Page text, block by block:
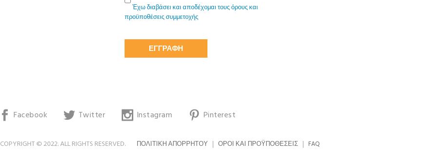
Έχω διαβάσει και αποδέχομαι τους όρους και
προϋποθέσεις συμμετοχής
Facebook Twitter Instagram Pinterest
COPYRIGHT © 2022. ALL RIGHTS RESERVED. ΠΟΛΙΤΙΚΉ ΑΠΟΡΡΉΤΟΥ ΌΡΟΙ ΚΑΙ ΠΡΟΫΠΟΘΈΣΕΙΣ FAQ